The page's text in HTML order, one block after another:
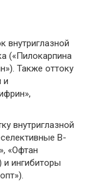
внутриглазной
(«Пилокарпина
Также оттоку
и
внутриглазной
В-
«Офтан
и ингибиторы